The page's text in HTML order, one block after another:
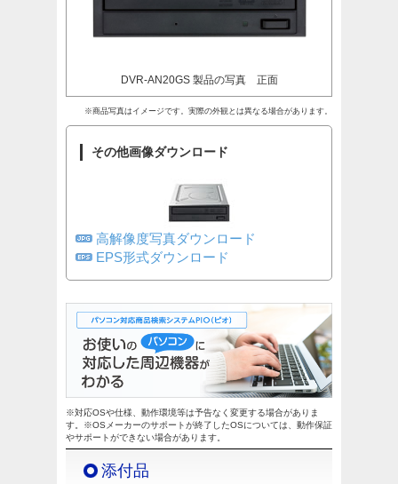
DVR-AN20GS 製品の写真 正面
※商品写真はイメージです。実際の外観とは異なる場合があります。
その他画像ダウンロード
高解像度写真ダウンロード
EPS形式ダウンロード
※対応OSや仕様、動作環境等は予告なく変更する場合がありま
す。※OSメーカーのサポートが終了したOSについては、動作保証
やサポートができない場合があります。
添付品